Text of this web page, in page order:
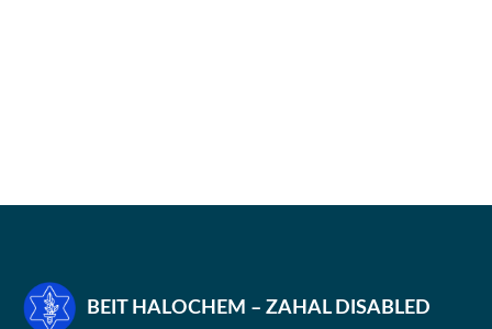
BEIT HALOCHEM – ZAHAL DISABLED